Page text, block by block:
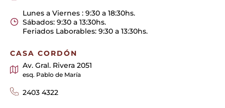
Lunes a Viernes : 9:30 a 18:30hs.
Sábados: 9:30 a 13:30hs.
Feriados Laborables: 9:30 a 13:30hs.
CASA CORDÓN
Av. Gral. Rivera 2051
esq. Pablo de María
2403 4322